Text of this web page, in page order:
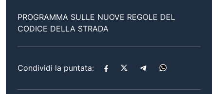
PROGRAMMA SULLE NUOVE REGOLE DEL
CODICE DELLA STRADA
Condividi la puntata: